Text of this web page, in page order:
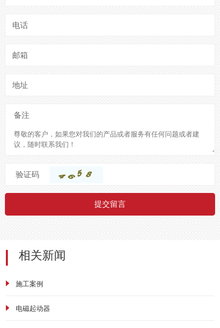
电话
邮箱
地址
备注
验证码
提交留言
相关新闻
施工案例
电磁起动器